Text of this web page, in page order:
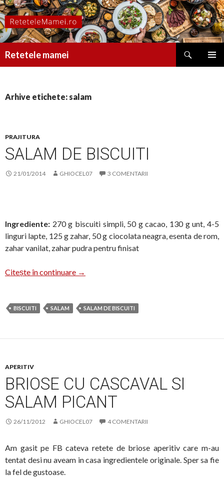
Retetele mamei
Arhive etichete: salam
PRAJITURA
SALAM DE BISCUITI
21/01/2014 GHIOCEL07 3 COMENTARII
Ingrediente: 270 g biscuiti simpli, 50 g cacao, 130 g unt, 4-5
linguri lapte, 125 g zahar, 50 g ciocolata neagra, esenta de rom,
zahar vanilat, zahar pudra pentru finisat
Citește în continuare Salam de biscuiti
→
BISCUITI SALAM SALAM DE BISCUITI
APERITIV
BRIOSE CU CASCAVAL SI
SALAM PICANT
26/11/2012 GHIOCEL07 4 COMENTARII
Am gasit pe FB cateva retete de briose aperitiv care m-au
tentat desi nu aveam in casa ingredientele originale. Sper sa fie
la fel de gustoase.